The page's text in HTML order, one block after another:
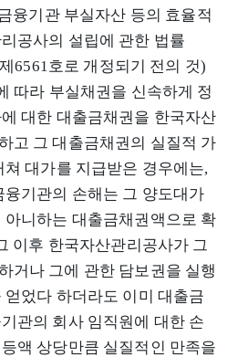
융기관 부실자산 등의 효율적
공사의 설립에 관한 법률
6561호로 개정되기 전의 것)
따라 부실채권을 신속하게 정
대한 대출금채권을 한국자산
고 그 대출금채권의 실질적 가
대가를 지급받은 경우에는,
융기관의 손해는 그 양도대가
아니하는 대출금채권액으로 확
이후 한국자산관리공사가 그
거나 그에 관한 담보권을 실행
었다 하더라도 이미 대출금
관의 회사 임직원에 대한 손
액 상당만큼 실질적인 만족을